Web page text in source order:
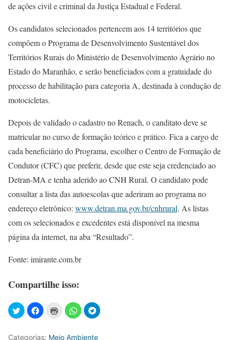
de ações civil e criminal da Justiça Estadual e Federal.
Os candidatos selecionados pertencem aos 14 territórios que
compõem o Programa de Desenvolvimento Sustentável dos
Territórios Rurais do Ministério de Desenvolvimento Agrário no
Estado do Maranhão, e serão beneficiados com a gratuidade do
processo de habilitação para categoria A, destinada à condução de
motocicletas.
Depois de validado o cadastro no Renach, o canditato deve se
matricular no curso de formação teórico e prático. Fica a cargo de
cada beneficiário do Programa, escolher o Centro de Formação de
Condutor (CFC) que preferir, desde que este seja credenciado ao
Detran-MA e tenha aderido ao CNH Rural. O candidato pode
consultar a lista das autoescolas que aderiram ao programa no
endereço eletrônico: www.detran.ma.gov.br/cnhrural. As listas
com os selecionados e excedentes está disponível na mesma
página da internet, na aba “Resultado”.
Fonte: imirante.com.br
Compartilhe isso:
Categorias: Meio Ambiente